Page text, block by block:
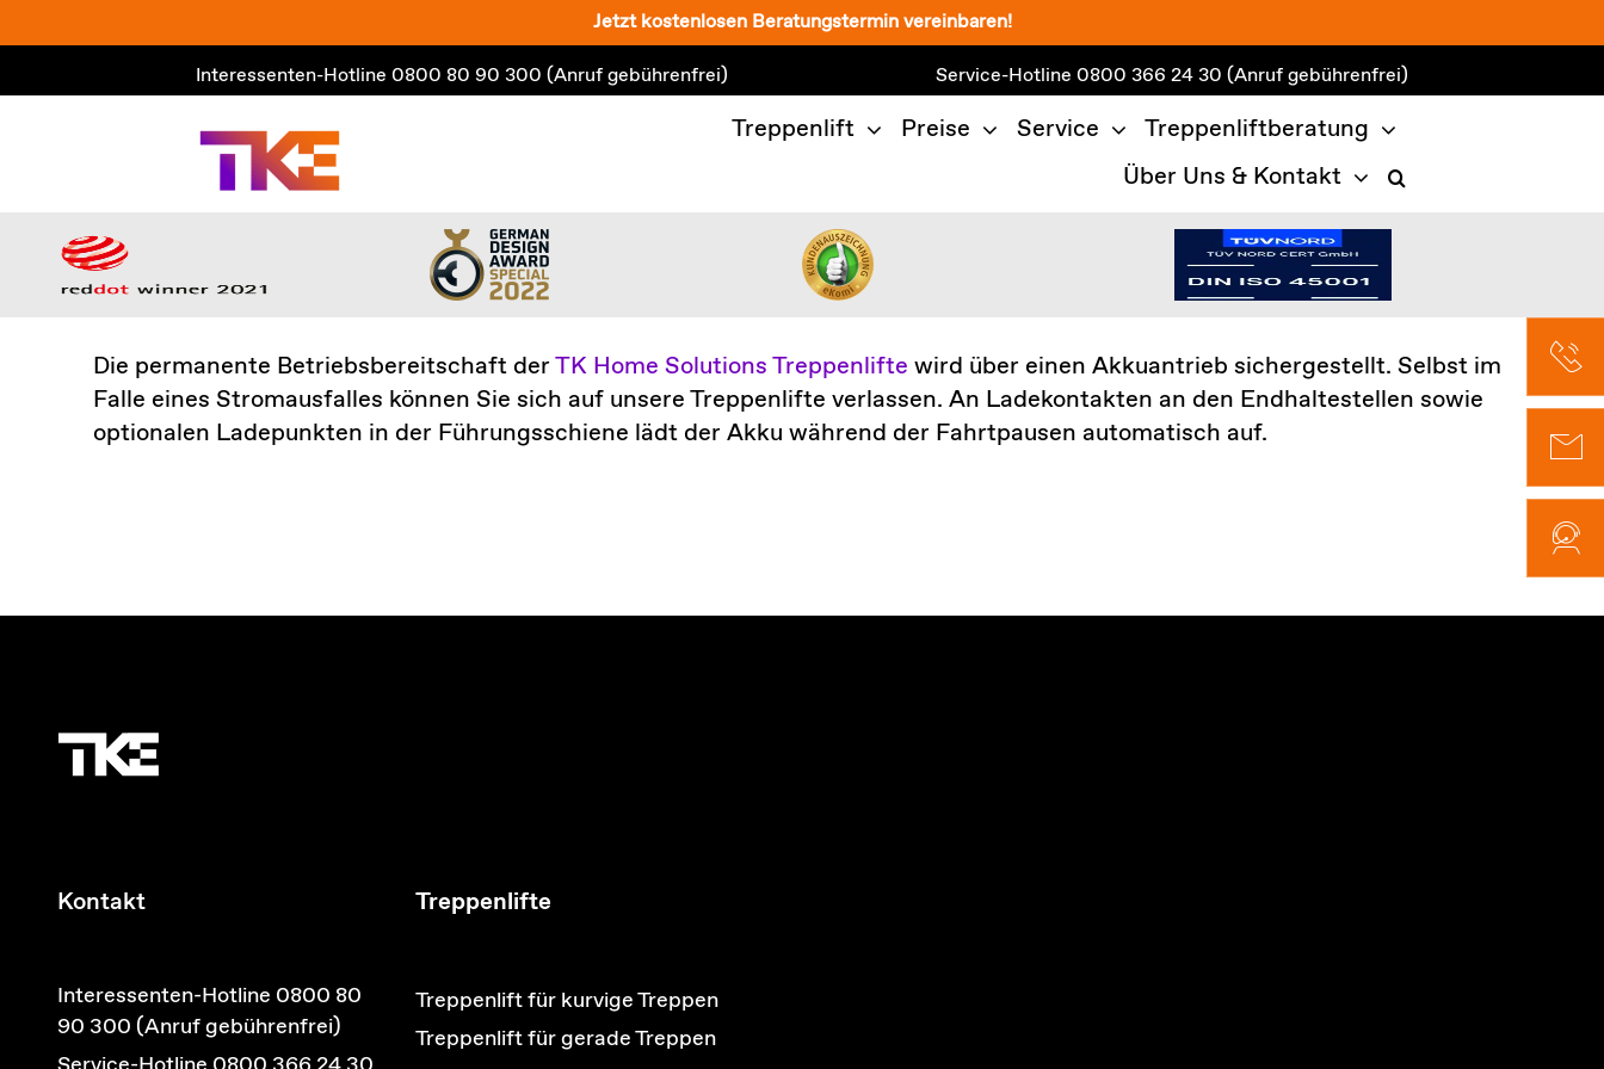
Inhalt
Jetzt kostenlosen Beratungstermin vereinbaren!
Interessenten-Hotline 0800 80 90 300 (Anruf gebührenfrei) Service-Hotline0800 366 24 30 (Anruf gebührenfrei)
Treppenlift Preise Service
Treppenliftberatung
Über Uns & Kontakt
Die permanente Betriebsbereitschaft derTK Home Solutions Treppenlifte wird über einen Akkuantrieb sichergestellt. Selbst im
Falle eines Stromausfalles können Sie sich auf unsere Treppenlifte verlassen. An Ladekontakten an den Endhaltestellen sowie
optionalen Ladepunkten in der Führungsschiene lädt der Akku während der Fahrtpausen automatisch auf.
Kontakt
Interessenten-Hotline 0800 80
90 300 (Anruf gebührenfrei)
Treppenlifte
Treppenlift für kurvige Treppen
Treppenlift für gerade Treppen